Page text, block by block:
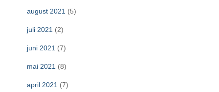
august 2021 (5)
juli 2021 (2)
juni 2021 (7)
mai 2021 (8)
april 2021 (7)